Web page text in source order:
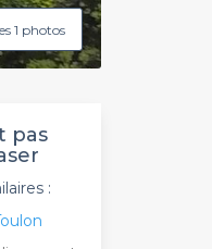
1 photos
pas
: